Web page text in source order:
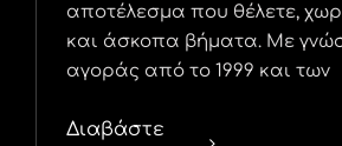
αποτέλεσμα που θέλετε,
και άσκοπα βήματα. Με
αγοράς από το 1999 και των
Διαβάστε